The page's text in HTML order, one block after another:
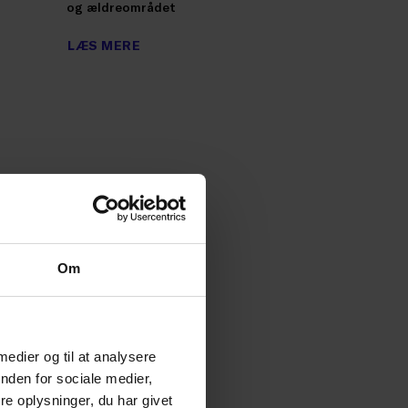
Om
og til at analysere
for sociale medier,
oplysninger, du har givet
og ældreområdet
LÆS MERE